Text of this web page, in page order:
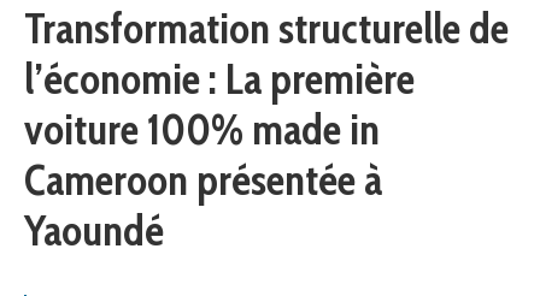
Transformation structurelle de
l’économie : La première
voiture 100% made in
Cameroon présentée à
Yaoundé